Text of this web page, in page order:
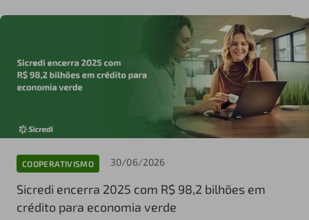
COOPERATIVISMO 30/06/2026
Sicredi encerra 2025 com R$ 98,2 bilhões em
crédito para economia verde